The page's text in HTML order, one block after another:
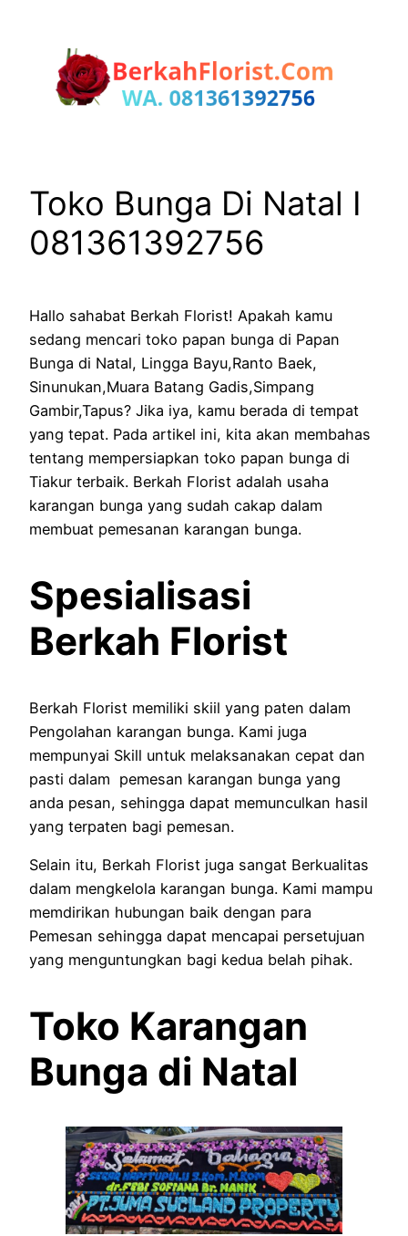
Toko Bunga Di Natal I
081361392756
Hallo sahabat Berkah Florist! Apakah kamu
sedang mencari toko papan bunga di Papan
Bunga di Natal, Lingga Bayu,Ranto Baek,
Sinunukan,Muara Batang Gadis,Simpang
Gambir,Tapus? Jika iya, kamu berada di tempat
yang tepat. Pada artikel ini, kita akan membahas
tentang mempersiapkan toko papan bunga di
Tiakur terbaik. Berkah Florist adalah usaha
karangan bunga yang sudah cakap dalam
membuat pemesanan karangan bunga.
Spesialisasi
Berkah Florist
Berkah Florist memiliki skiil yang paten dalam
Pengolahan karangan bunga. Kami juga
mempunyai Skill untuk melaksanakan cepat dan
pasti dalam pemesan karangan bunga yang
anda pesan, sehingga dapat memunculkan hasil
yang terpaten bagi pemesan.
Selain itu, Berkah Florist juga sangat Berkualitas
dalam mengkelola karangan bunga. Kami mampu
memdirikan hubungan baik dengan para
Pemesan sehingga dapat mencapai persetujuan
yang menguntungkan bagi kedua belah pihak.
Toko Karangan
Bunga di Natal